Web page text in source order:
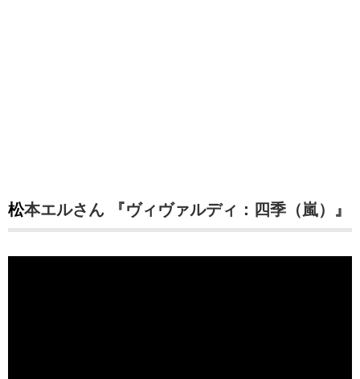
松本エルさん 『ヴィヴァルディ：四季（嵐）』